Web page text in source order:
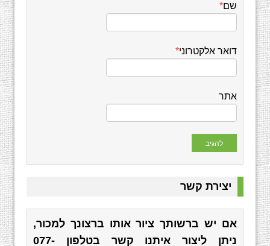
שם*
דואר אלקטרוני*
אתר
יצירת קשר
אם יש ברשותך ציור אותו ברצונך למכור,
ניתן ליצור איתנו קשר בטלפון 077-